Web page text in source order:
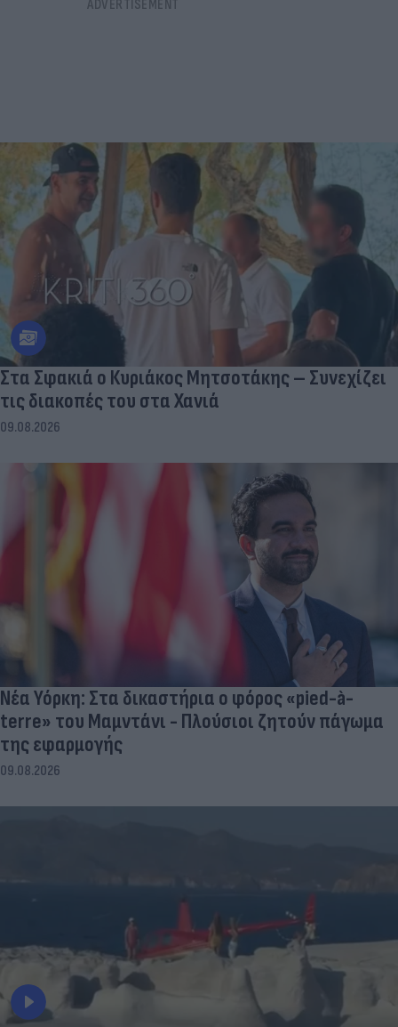
Στα Σφακιά ο Κυριάκος Μητσοτάκης – Συνεχίζει
τις διακοπές του στα Χανιά
09.08.2026
Νέα Υόρκη: Στα δικαστήρια ο φόρος «pied-à-
terre» του Μαμντάνι - Πλούσιοι ζητούν πάγωμα
της εφαρμογής
09.08.2026